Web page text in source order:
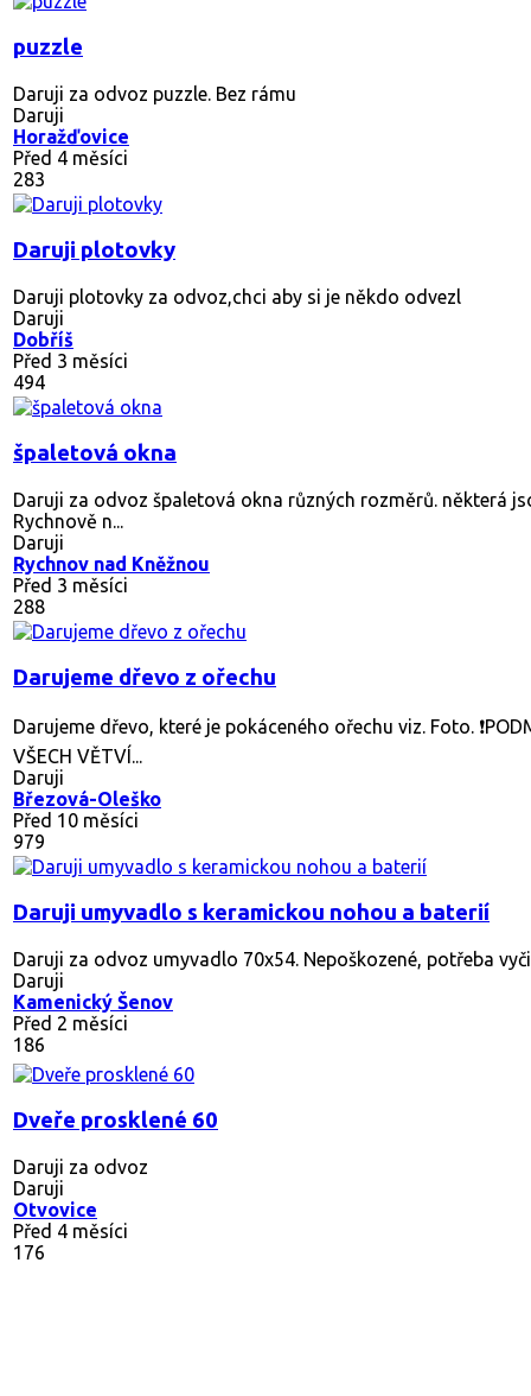
puzzle
Daruji za odvoz puzzle. Bez rámu
Daruji
Horažďovice
Před 4 měsíci
283
Daruji plotovky
Daruji plotovky za odvoz,chci aby si je někdo odvezl
Daruji
Dobříš
Před 3 měsíci
494
špaletová okna
Daruji za odvoz špaletová okna různých rozměrů. některá
Rychnově n...
Daruji
Rychnov nad Kněžnou
Před 3 měsíci
288
Darujeme dřevo z ořechu
Darujeme dřevo, které je pokáceného ořechu viz. Foto.
VŠECH VĚTVÍ...
Daruji
Březová-Oleško
Před 10 měsíci
979
Daruji umyvadlo s keramickou nohou a baterií
Daruji za odvoz umyvadlo 70x54. Nepoškozené, potřeba
Daruji
Kamenický Šenov
Před 2 měsíci
186
Dveře prosklené 60
Daruji za odvoz
Daruji
Otvovice
Před 4 měsíci
176